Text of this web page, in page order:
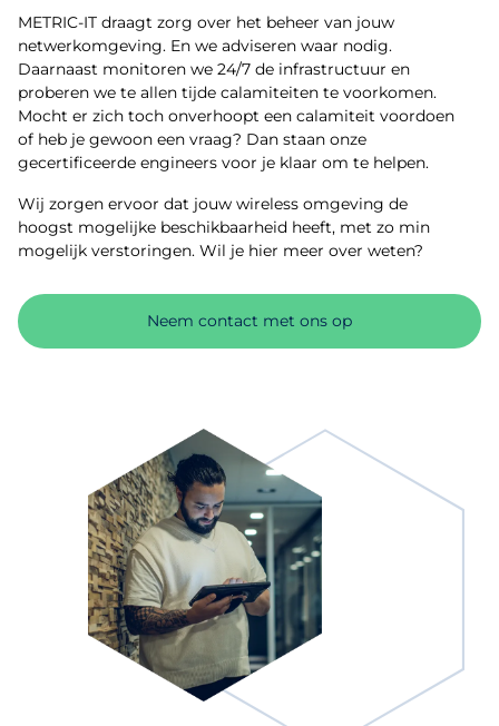
METRIC-IT draagt zorg over het beheer van jouw
netwerkomgeving. En we adviseren waar nodig.
Daarnaast monitoren we 24/7 de infrastructuur en
proberen we te allen tijde calamiteiten te voorkomen.
Mocht er zich toch onverhoopt een calamiteit voordoen
of heb je gewoon een vraag? Dan staan onze
gecertificeerde engineers voor je klaar om te helpen.
Wij zorgen ervoor dat jouw wireless omgeving de
hoogst mogelijke beschikbaarheid heeft, met zo min
mogelijk verstoringen. Wil je hier meer over weten?
Neem contact met ons op